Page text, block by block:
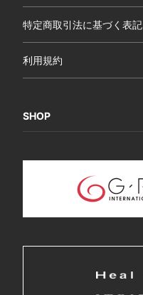
特定商取引法に基づく表記
利用規約
SHOP